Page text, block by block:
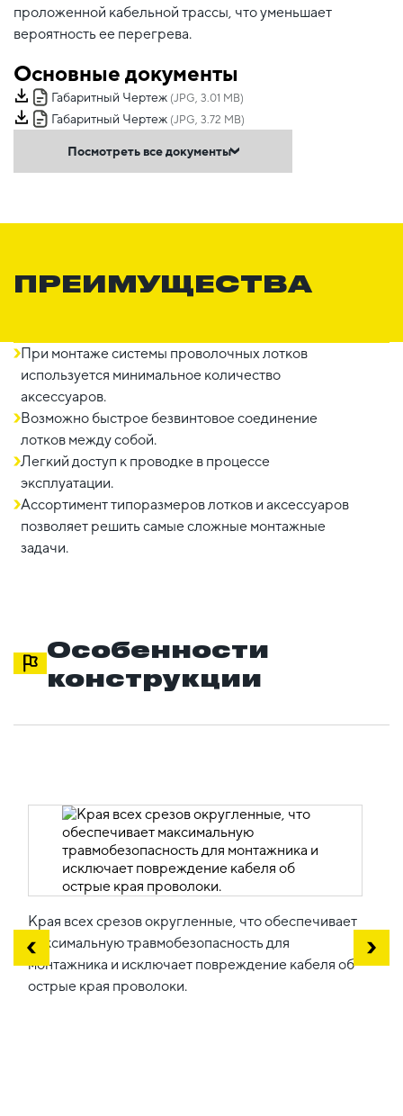
проложенной кабельной трассы, что уменьшает
вероятность ее перегрева.
Основные документы
Габаритный Чертеж (JPG, 3.01 MB)
Габаритный Чертеж (JPG, 3.72 MB)
Посмотреть все документы
ПРЕИМУЩЕСТВА
При монтаже системы проволочных лотков
используется минимальное количество
аксессуаров.
Возможно быстрое безвинтовое соединение
лотков между собой.
Легкий доступ к проводке в процессе
эксплуатации.
Ассортимент типоразмеров лотков и аксессуаров
позволяет решить самые сложные монтажные
задачи.
Особенности
конструкции
Края всех срезов округленные, что обеспечивает
максимальную травмобезопасность для
монтажника и исключает повреждение кабеля об
острые края проволоки.